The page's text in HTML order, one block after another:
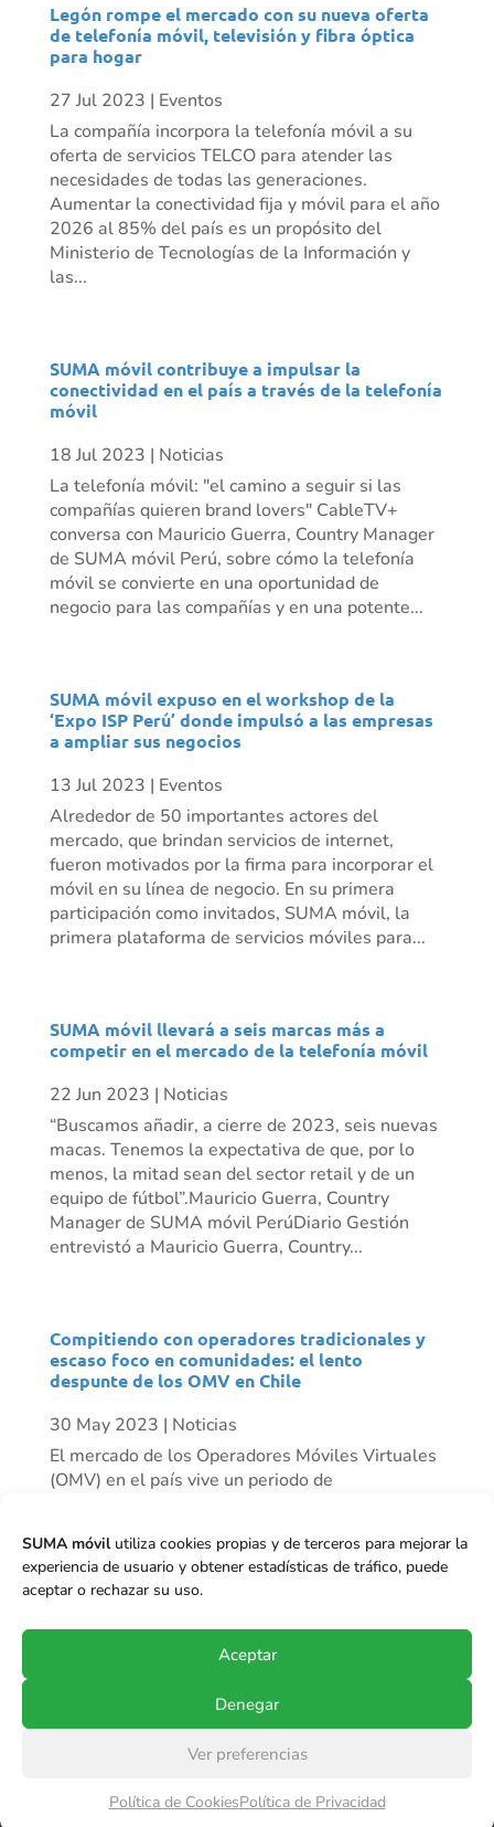
SUMA móvilutiliza cookies propias y de terceros para mejorar la
experiencia de usuario y obtener estadísticas de tráfico, puede
aceptar o rechazar su uso.
Aceptar
Denegar
Ver preferencias
Política de CookiesPolítica de Privacidad
Legón rompe el mercado con su nueva oferta
de telefonía móvil, televisión y fibra óptica
para hogar
27 Jul 2023 | Eventos
La compañía incorpora la telefonía móvil a su
oferta de servicios TELCO para atender las
necesidades de todas las generaciones.
Aumentar la conectividad fija y móvil para el año
2026 al 85% del país es un propósito del
Ministerio de Tecnologías de la Información y
las...
SUMA móvil contribuye a impulsar la
conectividad en el país a través de la telefonía
móvil
18 Jul 2023 | Noticias
La telefonía móvil: "el camino a seguir si las
compañías quieren brand lovers" CableTV+
conversa con Mauricio Guerra, Country Manager
de SUMA móvil Perú, sobre cómo la telefonía
móvil se convierte en una oportunidad de
negocio para las compañías y en una potente...
SUMA móvil expuso en el workshop de la
‘Expo ISP Perú’ donde impulsó a las empresas
a ampliar sus negocios
13 Jul 2023 | Eventos
Alrededor de 50 importantes actores del
mercado, que brindan servicios de internet,
fueron motivados por la firma para incorporar el
móvil en su línea de negocio. En su primera
participación como invitados, SUMA móvil, la
primera plataforma de servicios móviles para...
SUMA móvil llevará a seis marcas más a
competir en el mercado de la telefonía móvil
22 Jun 2023 | Noticias
“Buscamos añadir, a cierre de 2023, seis nuevas
macas. Tenemos la expectativa de que, por lo
menos, la mitad sean del sector retail y de un
equipo de fútbol”.Mauricio Guerra, Country
Manager de SUMA móvil PerúDiario Gestión
entrevistó a Mauricio Guerra, Country...
Compitiendo con operadores tradicionales y
escaso foco en comunidades: el lento
despunte de los OMV en Chile
30 May 2023 | Noticias
El mercado de los Operadores Móviles Virtuales
(OMV) en el país vive un periodo de
Mundo Móvil que ha tenido un crecimiento
importante de clientes en el último tiempo, y se
proyecta...
Todos los derechos reservados.